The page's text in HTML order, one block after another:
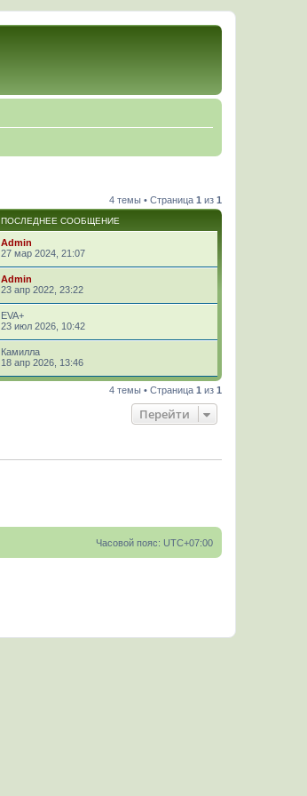
4 темы • Страница 1 из 1
ПОСЛЕДНЕЕ СООБЩЕНИЕ
Admin
27 мар 2024, 21:07
Admin
23 апр 2022, 23:22
EVA+
23 июл 2026, 10:42
Камилла
18 апр 2026, 13:46
4 темы • Страница 1 из 1
Перейти
Часовой пояс: UTC+07:00